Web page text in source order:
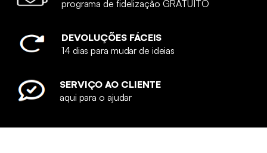
programa de fidelização GRATUITO
DEVOLUÇÕES FÁCEIS
14 dias para mudar de ideias
SERVIÇO AO CLIENTE
aqui para o ajudar